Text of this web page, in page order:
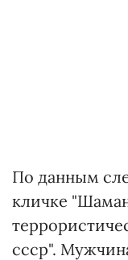
По данным
кличке
ссср".